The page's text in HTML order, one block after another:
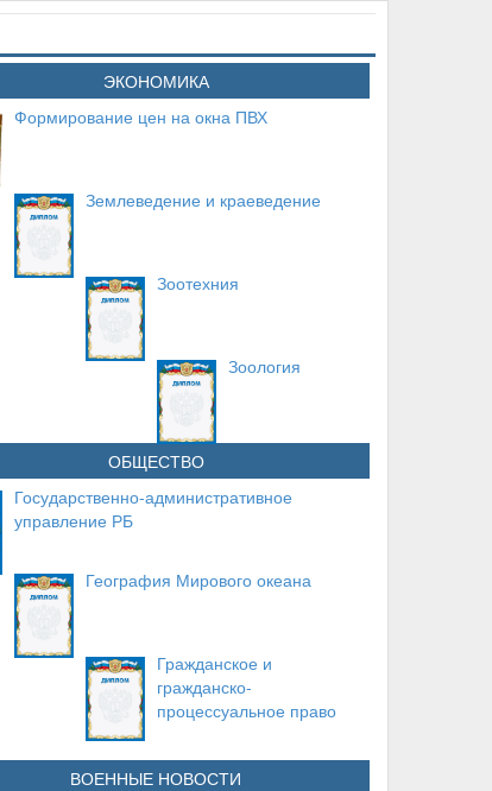
ЭКОНОМИКА
Формирование цен на окна ПВХ
Землеведение и краеведение
Зоотехния
Зоология
ОБЩЕСТВО
Государственно-административное
управление РБ
География Мирового океана
Гражданское и
гражданско-
процессуальное право
ВОЕННЫЕ НОВОСТИ